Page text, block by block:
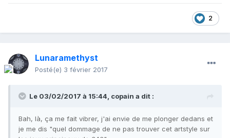
2
Lunaramethyst
Posté(e) 3 février 2017
Le 03/02/2017 à 15:44, copain a dit :
Bah, là, ça me fait vibrer, j'ai envie de me plonger dedans et
je me dis "quel dommage de ne pas trouver cet artstyle sur